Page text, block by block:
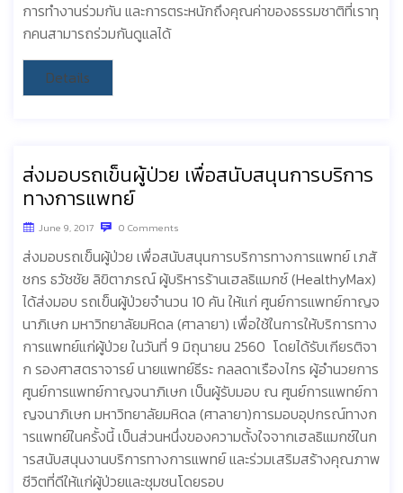
การทำงานร่วมกัน และการตระหนักถึงคุณค่าของธรรมชาติที่เราทุ
กคนสามารถร่วมกันดูแลได้
Details
ส่งมอบรถเข็นผู้ป่วย เพื่อสนับสนุนการบริการ
ทางการแพทย์
June 9, 2017 0 Comments
ส่งมอบรถเข็นผู้ป่วย เพื่อสนับสนุนการบริการทางการแพทย์ เภสั
ชกร ธวัชชัย ลิขิตาภรณ์ ผู้บริหารร้านเฮลธิแมกซ์ (HealthyMax)
ได้ส่งมอบ รถเข็นผู้ป่วยจำนวน 10 คัน ให้แก่ ศูนย์การแพทย์กาญจ
นาภิเษก มหาวิทยาลัยมหิดล (ศาลายา) เพื่อใช้ในการให้บริการทาง
การแพทย์แก่ผู้ป่วย ในวันที่ 9 มิถุนายน 2560 โดยได้รับเกียรติจา
ก รองศาสตราจารย์ นายแพทย์ธีระ กลลดาเรืองไกร ผู้อำนวยการ
ศูนย์การแพทย์กาญจนาภิเษก เป็นผู้รับมอบ ณ ศูนย์การแพทย์กา
ญจนาภิเษก มหาวิทยาลัยมหิดล (ศาลายา)การมอบอุปกรณ์ทางก
ารแพทย์ในครั้งนี้ เป็นส่วนหนึ่งของความตั้งใจจากเฮลธิแมกซ์ในก
ารสนับสนุนงานบริการทางการแพทย์ และร่วมเสริมสร้างคุณภาพ
ชีวิตที่ดีให้แก่ผู้ป่วยและชุมชนโดยรอบ